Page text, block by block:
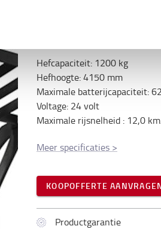
Hefcapaciteit: 1200 kg
Hefhoogte:4150 mm
Maximale batterijcapaciteit:
Voltage: 24volt
Maximale rijsnelheid : 12,0
Meer specificaties >
KOOPOFFERTE
Productgarantie